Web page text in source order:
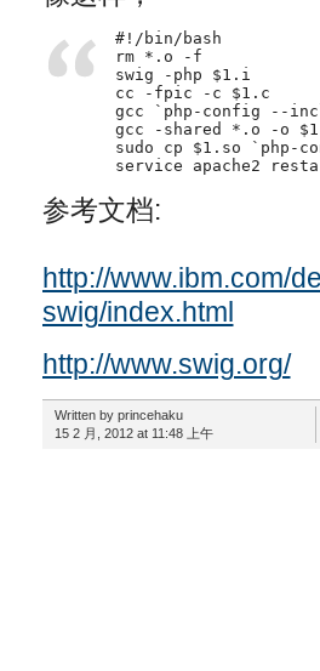
#!/bin/bash
rm *.o -f
swig -php $1.i
cc -fpic -c $1.c
gcc `php-config --
gcc -shared *.o -o
sudo cp $1.so `php-
service apache2
参考文档:
http://www.ibm.com/
swig/index.html
http://www.swig.org/
Written by princehaku
15 2 月, 2012 at 11:48 上午